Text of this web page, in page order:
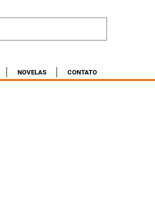
NOVELAS CONTATO